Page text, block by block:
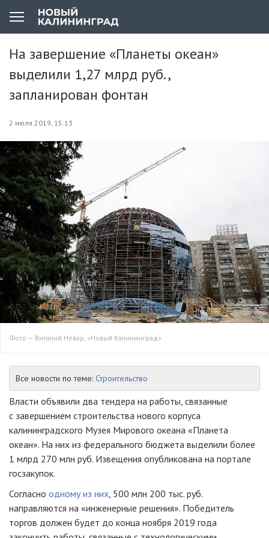
На завершение «Планеты океан»
выделили 1,27 млрд руб.,
запланирован фонтан
2 июля 2019, 15:13
Фото — Виталий Невар, «Новый Калининград»
Все новости по теме: Строительство
Власти объявили два тендера на работы, связанные
с завершением строительства нового корпуса
калининградского Музея Мирового океана «Планета
океан». На них из федерального бюджета выделили более
1 млрд 270 млн руб. Извещения опубликована на портале
госзакупок.
Согласно одному из них, 500 млн 200 тыс. руб.
направляются на «инженерные решения». Победитель
торгов должен будет до конца ноября 2019 года